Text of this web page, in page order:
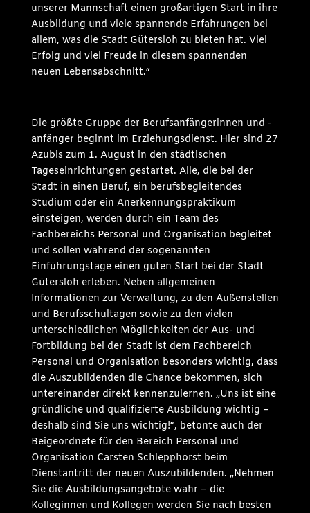
unserer Mannschaft einen großartigen Start in ihre
Ausbildung und viele spannende Erfahrungen bei
allem, was die Stadt Gütersloh zu bieten hat. Viel
Erfolg und viel Freude in diesem spannenden
neuen Lebensabschnitt.“
Die größte Gruppe der Berufsanfängerinnen und -
anfänger beginnt im Erziehungsdienst. Hier sind 27
Azubis zum 1. August in den städtischen
Tageseinrichtungen gestartet. Alle, die bei der
Stadt in einen Beruf, ein berufsbegleitendes
Studium oder ein Anerkennungspraktikum
einsteigen, werden durch ein Team des
Fachbereichs Personal und Organisation begleitet
und sollen während der sogenannten
Einführungstage einen guten Start bei der Stadt
Gütersloh erleben. Neben allgemeinen
Informationen zur Verwaltung, zu den Außenstellen
und Berufsschultagen sowie zu den vielen
unterschiedlichen Möglichkeiten der Aus- und
Fortbildung bei der Stadt ist dem Fachbereich
Personal und Organisation besonders wichtig, dass
die Auszubildenden die Chance bekommen, sich
untereinander direkt kennenzulernen. „Uns ist eine
gründliche und qualifizierte Ausbildung wichtig –
deshalb sind Sie uns wichtig!“, betonte auch der
Beigeordnete für den Bereich Personal und
Organisation Carsten Schlepphorst beim
Dienstantritt der neuen Auszubildenden. „Nehmen
Sie die Ausbildungsangebote wahr – die
Kolleginnen und Kollegen werden Sie nach besten